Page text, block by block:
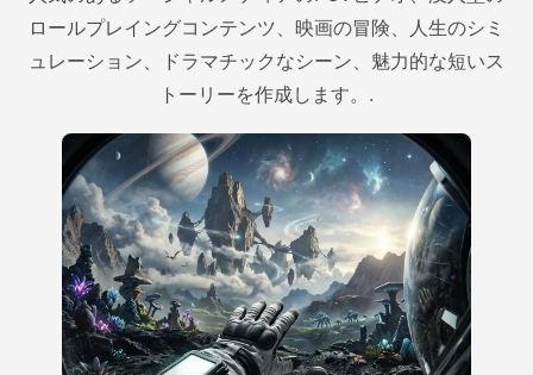
ロールプレイングコンテンツ、映画の冒険、人生のシミ
ュレーション、ドラマチックなシーン、魅力的な短いス
トーリーを作成します。.